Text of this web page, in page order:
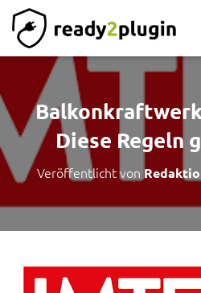
Diese Regeln
Veröffentlicht von